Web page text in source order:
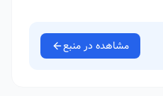
مشاهده در منبع